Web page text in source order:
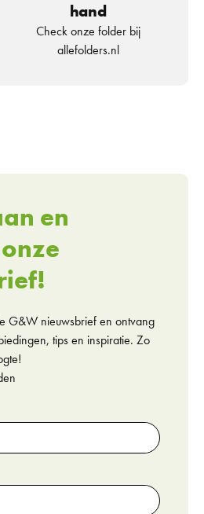
hand
Check onze folder bij
allefolders.nl
en
G&W nieuwsbrief en ontvang
tips en inspiratie. Zo